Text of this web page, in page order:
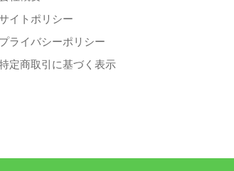
イトポリシー
プライバシーポリシー
定商取引に基づく表示